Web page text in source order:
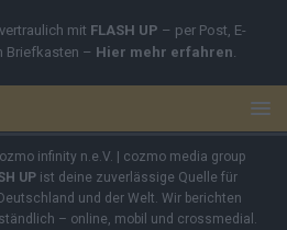
mit FLASH UP – per Post, E-
Briefkasten – Hier mehr erfahren
infinity n.e.V. | cozmo media group
UPist deine zuverlässige Quelle für
und der Welt. Wir berichten
– online, mobil und crossmedial.